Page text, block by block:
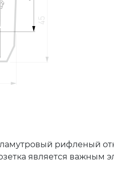
рифленый
является